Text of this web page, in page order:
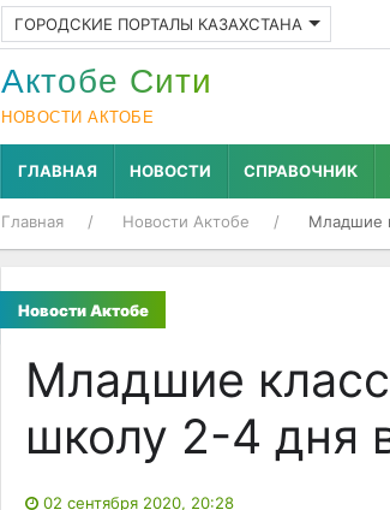
ГОРОДСКИЕ ПОРТАЛЫ КАЗАХСТАНА
Актобе Cити
НОВОСТИ АКТОБЕ
ГЛАВНАЯ НОВОСТИ СПРАВОЧНИК
Главная Новости Актобе Младшие
Новости Актобе
Младшие
школу 2-4 дня
02 сентября 2020, 20:28